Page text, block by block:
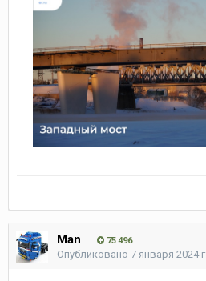
Man 75 496
Опубликовано 7 января 2024 г.